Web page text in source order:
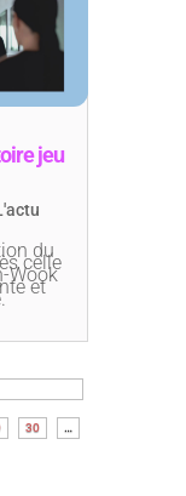
jeu
du
celle
Wook
et
30 …